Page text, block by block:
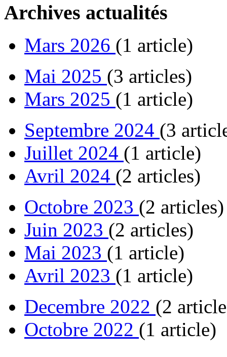
Archives actualités
Mars 2026 (1 article)
Mai 2025 (3 articles)
Mars 2025 (1 article)
Septembre 2024 (3
Juillet 2024 (1 article)
Avril 2024 (2 articles)
Octobre 2023 (2 articles)
Juin 2023 (2 articles)
Mai 2023 (1 article)
Avril 2023 (1 article)
Decembre 2022 (2
Octobre 2022 (1 article)